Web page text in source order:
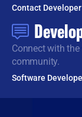
Contact
Connect with
community.
Software